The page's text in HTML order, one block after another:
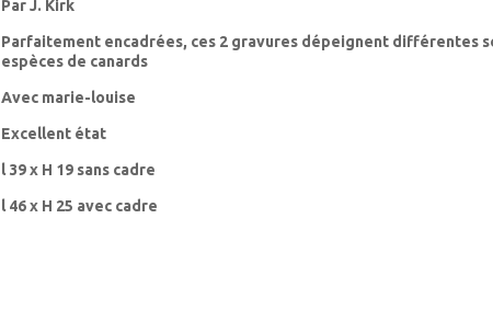
Par J. Kirk
Parfaitement encadrées, ces 2 gravures dépeignent différentes
espèces de canards
Avec marie-louise
Excellent état
l 39 x H 19 sans cadre
l 46 x H 25 avec cadre